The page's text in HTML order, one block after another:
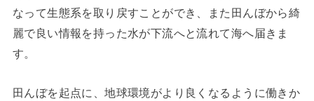
なって生態系を取り戻すことができ、また田んぼから綺
麗で良い情報を持った水が下流へと流れて海へ届きま
す。
田んぼを起点に、地球環境がより良くなるように働きか